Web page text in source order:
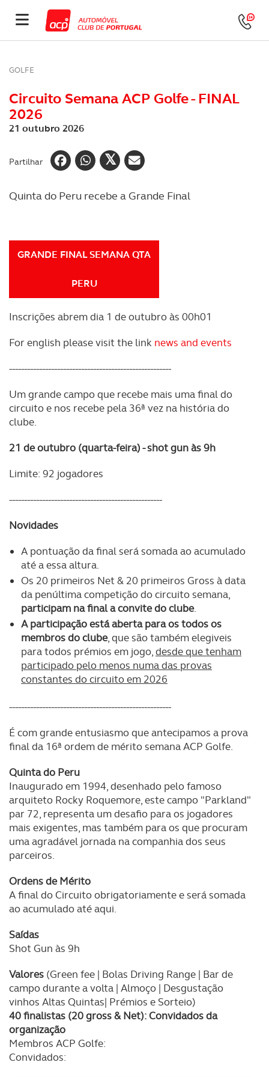
GOLFE
Circuito Semana ACP Golfe - FINAL
2026
21 outubro 2026
Partilhar
Quinta do Peru recebe a Grande Final
GRANDE FINAL SEMANA QTA
PERU
Inscrições abrem dia 1 de outubro às 00h01
For english please visit the link news and events
------------------------------------------------------
Um grande campo que recebe mais uma final do
circuito e nos recebe pela 36ª vez na história do
clube.
21 de outubro (quarta-feira) - shot gun às 9h
Limite: 92 jogadores
---------------------------------------------------
Novidades
A pontuação da final será somada ao acumulado
até a essa altura.
Os 20 primeiros Net & 20 primeiros Gross à data
da penúltima competição do circuito semana,
participam na final a convite do clube.
A participação está aberta para os todos os
membros do clube, que são também elegiveis
para todos prémios em jogo,desde que tenham
participado pelo menos numa das provas
constantes do circuito em 2026
------------------------------------------------------
É com grande entusiasmo que antecipamos a prova
final da 16ª ordem de mérito semana ACP Golfe.
Quinta do Peru
Inaugurado em 1994, desenhado pelo famoso
arquiteto Rocky Roquemore, este campo "Parkland"
par 72, representa um desafio para os jogadores
mais exigentes, mas também para os que procuram
uma agradável jornada na companhia dos seus
parceiros.
Ordens de Mérito
A final do Circuito obrigatoriamente e será somada
ao acumulado até aqui.
Saídas
Shot Gun às 9h
Valores (Green fee | Bolas Driving Range | Bar de
campo durante a volta | Almoço | Desgustação
vinhos Altas Quintas| Prémios e Sorteio)
40 finalistas (20 gross & Net): Convidados da
organização
Membros ACP Golfe:
Convidados: